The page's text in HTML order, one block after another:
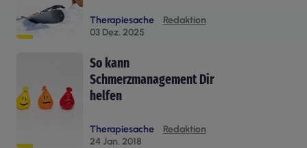
Therapiesache
Redaktion
03 Dez. 2025
So kann
Schmerzmanagement Dir
helfen
Therapiesache
Redaktion
24 Jan. 2018